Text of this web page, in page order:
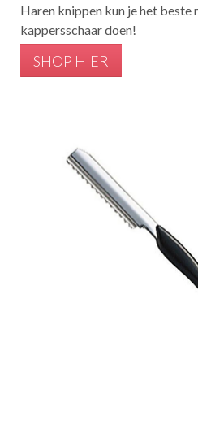
Haren knippen kun je het beste
kappersschaar doen!
SHOP HIER